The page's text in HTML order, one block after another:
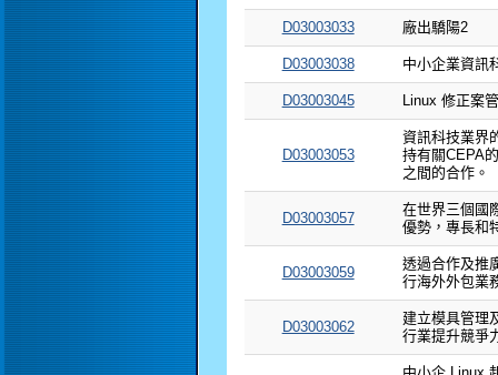
D03003033 廠出驕陽2
D03003038 中小企業資訊
D03003045 Linux 修正案
D03003053
資訊科技業界
持有關CEPA
之間的合作。
D03003057
在世界三個國
優勢，專長和
D03003059
透過合作及推
行海外外包業
D03003062
建立模具管理
行業提升競爭